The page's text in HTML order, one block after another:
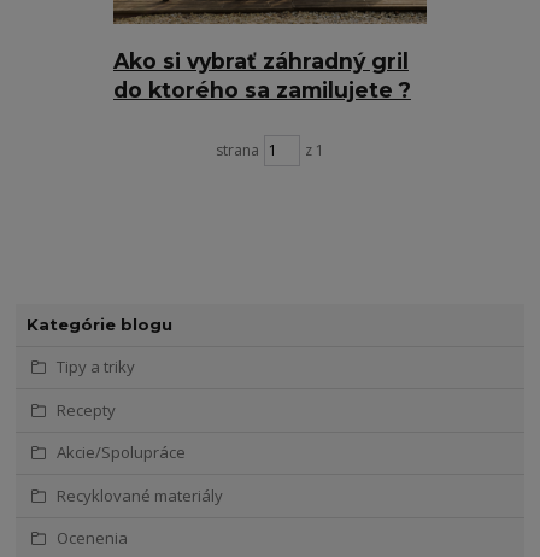
Kategórie blogu
Tipy a triky
Recepty
Akcie/Spolupráce
Recyklované materiály
Ocenenia
Ako si vybrať záhradný gril
do ktorého sa zamilujete ?
strana z 1